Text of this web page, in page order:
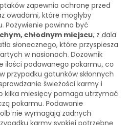
zapewnia ochronę przed
owadami, które mogłyby
Pożywienie powinno być
chłodnym miejscu, z dala
słonecznego, które przyspiesza
w nasionach. Dozownik
ilości podawanego pokarmu, co
przypadku gatunków skłonnych
świeżości karmy i
kilka miesięcy pomaga utrzymać
pokarmu. Podawanie
nie wymagają żadnych
karmy sypkiej potrzebne